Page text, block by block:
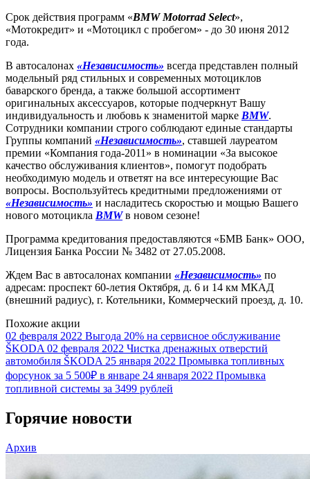
Срок действия программ «BMW Motorrad Select»,
«Мотокредит» и «Мотоцикл с пробегом» - до 30 июня 2012
года.
В автосалонах «Независимость» всегда представлен полный
модельный ряд стильных и современных мотоциклов
баварского бренда, а также большой ассортимент
оригинальных аксессуаров, которые подчеркнут Вашу
индивидуальность и любовь к знаменитой марке BMW.
Сотрудники компании строго соблюдают единые стандарты
Группы компаний «Независимость», ставшей лауреатом
премии «Компания года-2011» в номинации «За высокое
качество обслуживания клиентов», помогут подобрать
необходимую модель и ответят на все интересующие Вас
вопросы. Воспользуйтесь кредитными предложениями от
«Независимость» и насладитесь скоростью и мощью Вашего
нового мотоцикла BMWв новом сезоне!
Программа кредитования предоставляются «БМВ Банк» ООО,
Лицензия Банка России № 3482 от 27.05.2008.
Ждем Вас в автосалонах компании «Независимость» по
адресам: проспект 60-летия Октября, д. 6 и 14 км МКАД
(внешний радиус), г. Котельники, Коммерческий проезд, д. 10.
Похожие акции
02 февраля 2022 Выгода 20% на сервисное обслуживание
ŠKODA 02 февраля 2022 Чистка дренажных отверстий
автомобиля ŠKODA 25 января 2022 Промывка топливных
форсунок за 5 500₽ в январе 24 января 2022 Промывка
топливной системы за 3499 рублей
Горячие новости
Архив